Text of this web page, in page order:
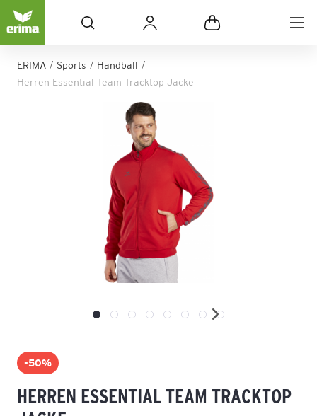
ERIMA Sports
Handball
Herren Essential Team Tracktop Jacke
-50%
HERREN ESSENTIAL TEAM TRACKTOP